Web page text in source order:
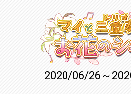
2020/06/26～